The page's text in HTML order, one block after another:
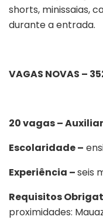
shorts, minissaias,
durante a entrada.
VAGAS NOVAS –
20 vagas –
Escolaridade –
Experiência –seis
Requisitos
proximidades: